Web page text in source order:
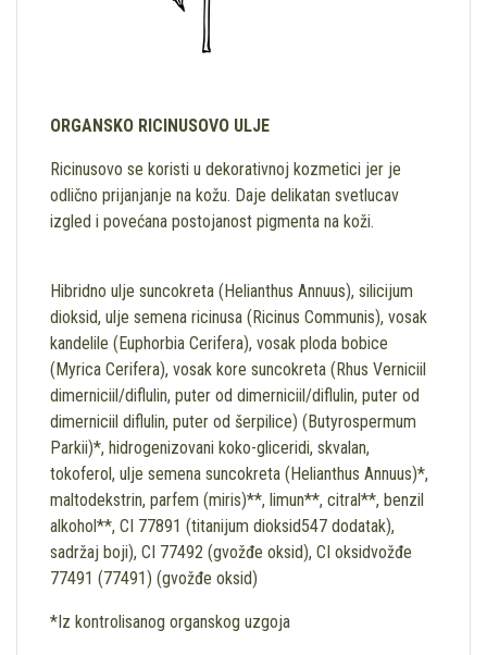
ORGANSKO RICINUSOVO ULJE
Ricinusovo se koristi u dekorativnoj kozmetici jer je
odlično prijanjanje na kožu. Daje delikatan svetlucav
izgled i povećana postojanost pigmenta na koži.
Hibridno ulje suncokreta (Helianthus Annuus), silicijum
dioksid, ulje semena ricinusa (Ricinus Communis), vosak
kandelile (Euphorbia Cerifera), vosak ploda bobice
(Myrica Cerifera), vosak kore suncokreta (Rhus Verniciil
dimerniciil/diflulin, puter od dimerniciil/diflulin, puter od
dimerniciil diflulin, puter od šerpilice) (Butyrospermum
Parkii)*, hidrogenizovani koko-gliceridi, skvalan,
tokoferol, ulje semena suncokreta (Helianthus Annuus)*,
maltodekstrin, parfem (miris)**, limun**, citral**, benzil
alkohol**, CI 77891 (titanijum dioksid547 dodatak),
sadržaj boji), CI 77492 (gvožđe oksid), CI oksidvožđe
77491 (77491) (gvožđe oksid)
*Iz kontrolisanog organskog uzgoja